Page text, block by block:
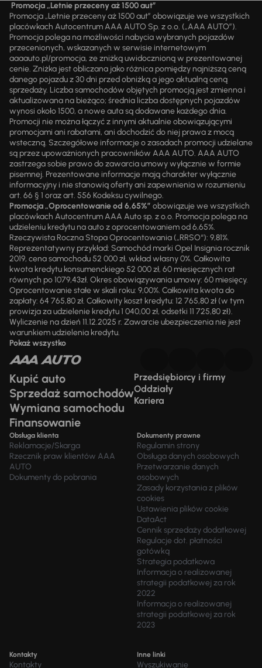
Promocja „Letnie przeceny aż 1500 aut”
Promocja „Letnie przeceny aż 1500 aut” obowiązuje we wszystkich
placówkach Autocentrum AAA AUTO Sp. z o.o. („AAA AUTO”).
Promocja polega na możliwości nabycia wybranych pojazdów
przecenionych, wskazanych w serwisie internetowym
aaaauto.pl/promocja, ze zniżką uwidocznioną w prezentowanej
cenie. Zniżka jest obliczana jako różnica pomiędzy najniższą ceną
danego pojazdu z 30 dni przed obniżką a jego aktualną ceną
sprzedaży. Liczba samochodów objętych promocją jest zmienna i
aktualizowana na bieżąco; średnia liczba dostępnych pojazdów
wynosi około 1500, a nowe auta są dodawane każdego dnia.
Promocji nie można łączyć z innymi aktualnie obowiązującymi
promocjami ani rabatami, ani dochodzić do niej prawa z mocą
wsteczną. Szczegółowe informacje o zasadach promocji udzielane
są przez upoważnionych pracowników AAA AUTO. AAA AUTO
zastrzega sobie prawo do zawarcia umowy wyłącznie w formie
pisemnej. Prezentowane informacje mają charakter wyłącznie
informacyjny i nie stanowią oferty ani zapewnienia w rozumieniu
art. 66 § 1 oraz art. 556 Kodeksu cywilnego.
Promocja „Oprocentowanie od 6,65%” obowiązuje we wszystkich
placówkach Autocentrum AAA Auto sp. z o.o. Promocja polega na
udzieleniu kredytu na auto z oprocentowaniem od 6,65%.
Rzeczywista Roczna Stopa Oprocentowania („RRSO“): 9,81%.
Reprezentatywny przykład: Samochód marki Opel Insignia rocznik
2019, cena samochodu 52 000 zł, wkład własny 0%. Całkowita
kwota kredytu konsumenckiego 52 000 zł, 60 miesięcznych rat
równych po 1079,43zł. Okres obowiązywania umowy: 60 miesięcy.
Oprocentowanie stałe w skali roku: 9,00%. Całkowita kwota do
zapłaty: 64 765,80 zł. Całkowity koszt kredytu: 12 765,80 zł (w tym
prowizja za udzielenie kredytu 1 040,00 zł, odsetki 11 725,80 zł).
Wyliczenie na dzień 11.12.2025 r. Zawarcie ubezpieczenia nie jest
warunkiem udzielenia kredytu.
Pokaż wszystko
Kupić auto
Sprzedaż samochodów
Wymiana samochodu
Finansowanie
Przedsiębiorcy i firmy
Oddziały
Kariera
Obsługa klienta
Reklamacje/Skarga
Rzecznik praw klientów AAA
AUTO
Dokumenty do pobrania
Dokumenty prawne
Regulamin strony
Obsługa danych osobowych
Przetwarzanie danych
osobowych
Zasady korzystania z plików
cookies
Ustawienia plików cookie
DataAct
Cennik sprzedaży dodatkowej
Regulacje dot. płatności
gotówką
Strategia podatkowa
Informacja o realizowanej
strategii podatkowej za rok
2022
Informacja o realizowanej
strategii podatkowej za rok
2023
Kontakty
Kontakty
Inne linki
Wyszukiwanie